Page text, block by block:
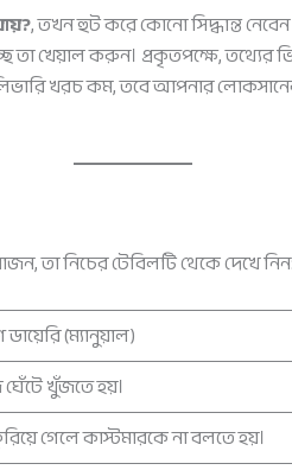
, তখন হুট করে কোনো সিদ্ধান্ত
তা খেয়াল করুন। প্রকৃতপক্ষে, তথ্যের
খরচ কম, তবে আপনার
তা নিচের টেবিলটি থেকে দেখে নিন:
ডায়েরি (ম্যানুয়াল)
খুঁজতে হয়।
গেলে কাস্টমারকে না বলতে হয়।